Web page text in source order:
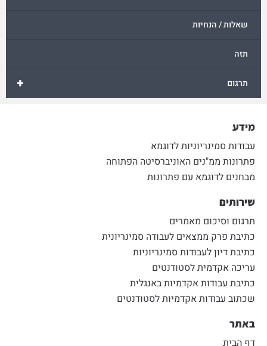
שאלות / הנחיות
תזה
+ תרגום
מידע
עבודות סמינריוניות לדוגמא
פתרונות ממ"נים האוניברסיטה הפתוחה
מבחנים לדוגמא עם פתרונות
שירותים
תרגום וסיכום מאמרים
כתיבת פרק ממצאים לעבודה סמינריונית
כתיבת דיון לעבודות סמינריוניות
עריכה אקדמית לסטודנטים
כתיבת עבודות אקדמיות באנגלית
שכתוב עבודות אקדמיות לסטודנטים
באתר
דף הבית